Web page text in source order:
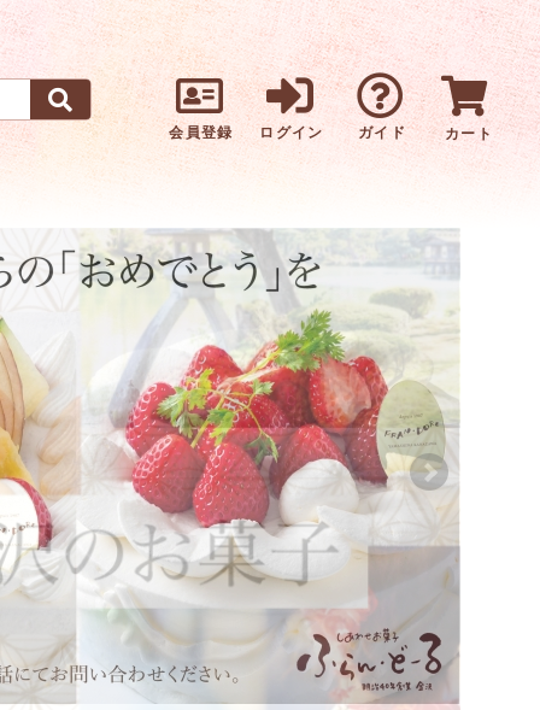
会員登録 ログイン ガイド カート